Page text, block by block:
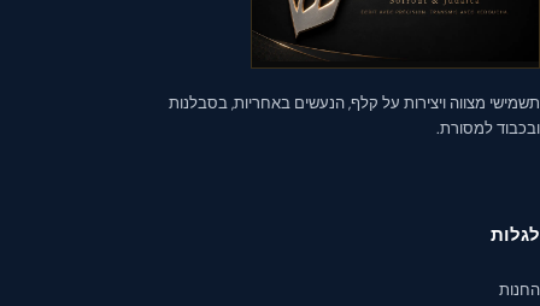
מצווה ויצירות על קלף, הנעשים באחריות, בסבלנות
למסורת.